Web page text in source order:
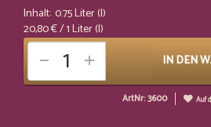
Inhalt: 0.75 Liter (l)
20,80 €/ 1 Liter (l)
IN DEN
ArtNr: 3600 Auf